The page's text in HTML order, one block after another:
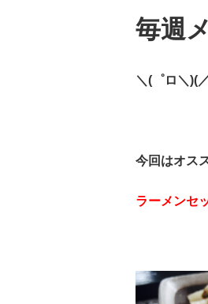
毎週
＼(゜ロ＼)(
今回はオス
ラーメンセ